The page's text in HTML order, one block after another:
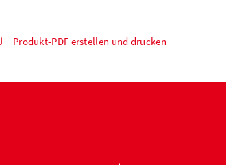
Produkt-PDF erstellen und drucken